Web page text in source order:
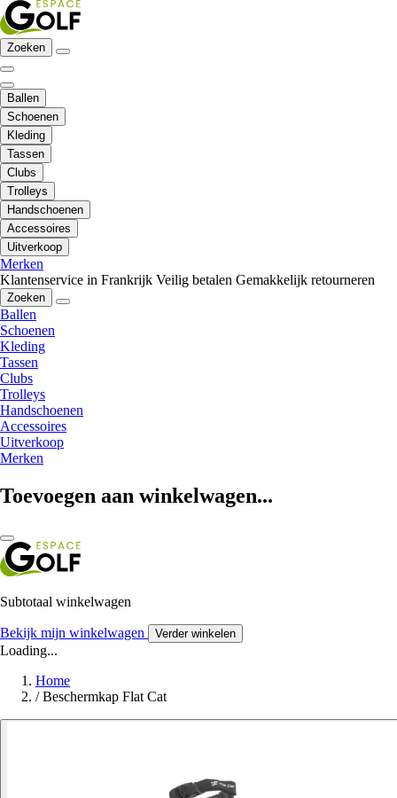
Zoeken
Ballen
Schoenen
Kleding
Tassen
Clubs
Trolleys
Handschoenen
Accessoires
Uitverkoop
Merken
Klantenservice in Frankrijk Veilig betalen Gemakkelijk retourneren
Zoeken
Ballen
Schoenen
Kleding
Tassen
Clubs
Trolleys
Handschoenen
Accessoires
Uitverkoop
Merken
Toevoegen aan winkelwagen...
Subtotaal winkelwagen
Bekijk mijn winkelwagen Verder winkelen
Loading...
Home
/ Beschermkap Flat Cat